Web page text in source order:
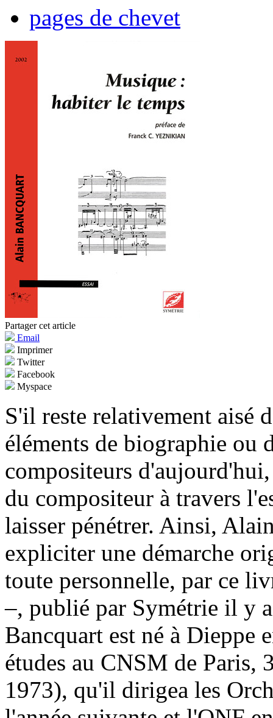
pages de chevet
Partager cet article
Email
Imprimer
Twitter
Facebook
Myspace
S'il reste relativement aisé
éléments de biographie ou
compositeurs
du compositeur à travers
laisser pénétrer. Ainsi,
expliciter une démarche
toute personnelle, par ce
–, publié par Symétrie il y
Bancquart est né à Dieppe
études au CNSM de Paris,
1973), qu'il dirigea les